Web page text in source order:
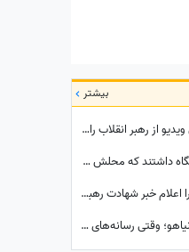
بیشتر
لحظاتی ماندگار از تواضع در اوج اقتدار؛ جدیدترین ویدیو از رهبر انقلاب را با جان دل ببینید
ببینید| رهبر شهید انقلاب در زمان حیاتشان 2 پناهگاه داشتند که محلش زیر بیت رهبری نبود، یکی از آنها در ...
ببینید| پشت‌پرده یک تصمیم حساس و تاریخی؛ چرا اعلام خبر شهادت رهبر شهید به سحر موکول شد؟
ببینید| پرده‌برداری از ائتلاف پنهانی رضا پهلوی و نتانیاهو؛ وقتی رسانه‌های معاند هم به بی‌عرضگی اپوزیسیون اعتراف می‌کنند!